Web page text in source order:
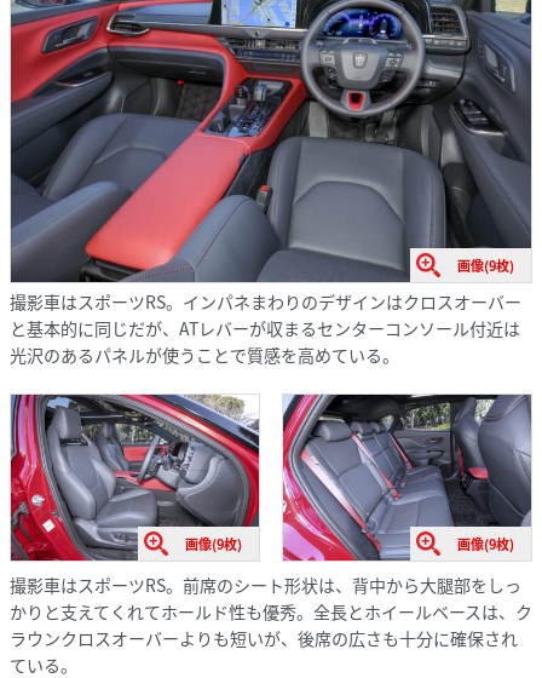
画像(9枚)
撮影車はスポーツRS。インパネまわりのデザインはクロスオーバー
と基本的に同じだが、ATレバーが収まるセンターコンソール付近は
光沢のあるパネルが使うことで質感を高めている。
画像(9枚) 画像(9枚)
撮影車はスポーツRS。前席のシート形状は、背中から大腿部をしっ
かりと支えてくれてホールド性も優秀。全長とホイールベースは、ク
ラウンクロスオーバーよりも短いが、後席の広さも十分に確保され
ている。